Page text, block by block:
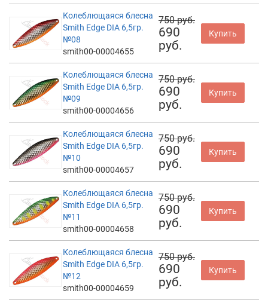
Колеблющаяся блесна
Smith Edge DIA 6,5гр.
№08
smith00-00004655
750 руб.
690
руб.
Купить
Колеблющаяся блесна
Smith Edge DIA 6,5гр.
№09
smith00-00004656
750 руб.
690
руб.
Купить
Колеблющаяся блесна
Smith Edge DIA 6,5гр.
№10
smith00-00004657
750 руб.
690
руб.
Купить
Колеблющаяся блесна
Smith Edge DIA 6,5гр.
№11
smith00-00004658
750 руб.
690
руб.
Купить
Колеблющаяся блесна
Smith Edge DIA 6,5гр.
№12
smith00-00004659
750 руб.
690
руб.
Купить